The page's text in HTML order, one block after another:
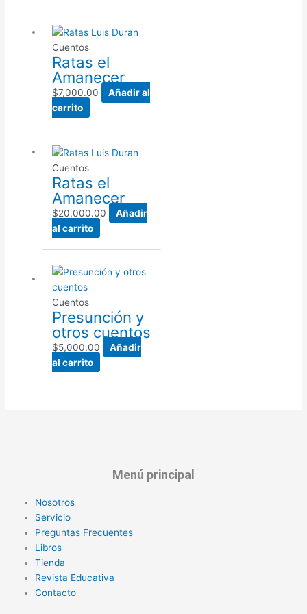
Cuentos
Ratas el
Amanecer
$7,000.00
Añadir al
carrito
Cuentos
Ratas el
Amanecer
$20,000.00
Añadir
al carrito
Cuentos
Presunción y
otros cuentos
$5,000.00
Añadir
al carrito
Menú principal
Nosotros
Servicio
Preguntas Frecuentes
Libros
Tienda
Revista Educativa
Contacto